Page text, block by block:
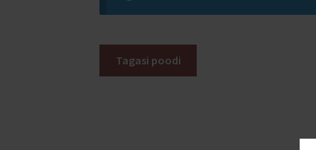
Tagasi poodi